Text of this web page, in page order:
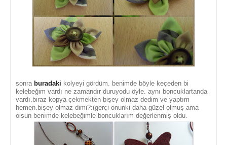
sonra buradaki kolyeyi gördüm. benimde böyle keçeden bi
kelebeğim vardı ne zamandır duruyodu öyle. aynı boncuklartanda
vardı.biraz kopya çekmekten bişey olmaz dedim ve yaptım
hemen.bişey olmaz dimi?:(gerçi onunki daha güzel olmuş ama
olsun benımde kelebeğimle boncuklarım değerlenmiş oldu.